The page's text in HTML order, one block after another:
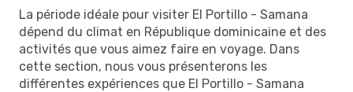
La période idéale pour visiter El Portillo - Samana
dépend du climat en République dominicaine et des
activités que vous aimez faire en voyage. Dans
cette section, nous vous présenterons les
différentes expériences que El Portillo - Samana